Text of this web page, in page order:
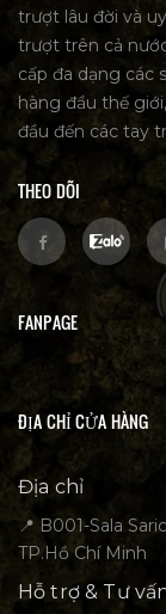
trượt lâu đời và
trượt trên cả
cấp đa dạng các
hàng đầu thế
đầu đến các tay
THEO DÕI
FANPAGE
ĐỊA CHỈ CỬA HÀNG
Địa chỉ
📍 B001-Sala
TP.Hồ Chí Minh
Hỗ trợ & Tư